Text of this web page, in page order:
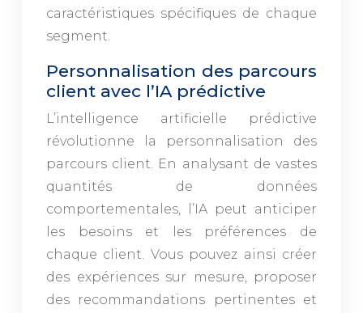
caractéristiques spécifiques de chaque
segment.
Personnalisation des parcours
client avec l’IA prédictive
L’intelligence artificielle prédictive
révolutionne la personnalisation des
parcours client. En analysant de vastes
quantités de données
comportementales, l’IA peut anticiper
les besoins et les préférences de
chaque client. Vous pouvez ainsi créer
des expériences sur mesure, proposer
des recommandations pertinentes et